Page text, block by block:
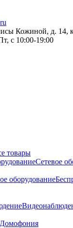
Кожиной, д. 14,
с 10:00-19:00
товары
Сетевое
Домофония